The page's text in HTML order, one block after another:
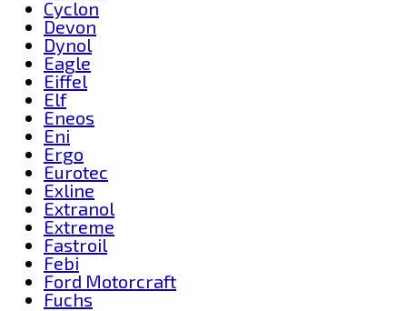
Cyclon
Devon
Dynol
Eagle
Eiffel
Elf
Eneos
Eni
Ergo
Eurotec
Exline
Extranol
Extreme
Fastroil
Febi
Ford Motorcraft
Fuchs